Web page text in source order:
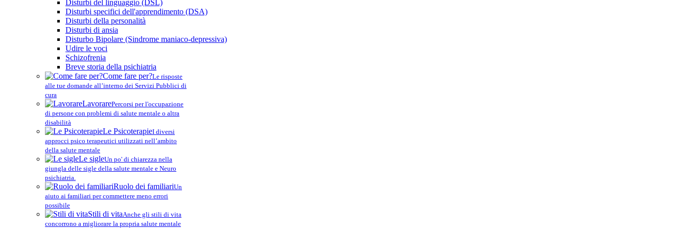
Disturbi del linguaggio (DSL)
Disturbi specifici dell'apprendimento (DSA)
Disturbi della personalità
Disturbi di ansia
Disturbo Bipolare (Sindrome maniaco-depressiva)
Udire le voci
Schizofrenia
Breve storia della psichiatria
Come fare per?Le risposte
alle tue domande all’interno dei Servizi Pubblici di
cura
LavorarePercorsi per l'occupazione
di persone con problemi di salute mentale o altra
disabilità
Le PsicoterapieI diversi
approcci psico terapeutici utilizzati nell’ambito
della salute mentale
Le sigleUn po' di chiarezza nella
giungla delle sigle della salute mentale e Neuro
psichiatria.
Ruolo dei familiariUn
aiuto ai familiari per commettere meno errori
possibile
Stili di vitaAnche gli stili di vita
concorrono a migliorare la propria salute mentale